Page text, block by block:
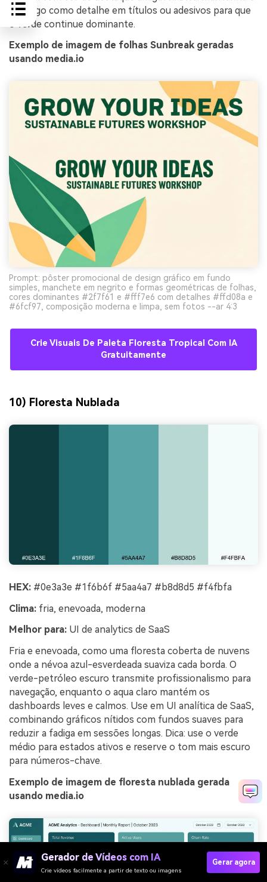
pêssego como detalhe em títulos ou adesivos para que
o verde continue dominante.
Exemplo de imagem de folhas Sunbreak geradas
usando media.io
Prompt: pôster promocional de design gráfico em fundo
simples, manchete em negrito e formas geométricas de folhas,
cores dominantes #2f7f61 e #fff7e6 com detalhes #ffd08a e
#6fcf97, composição moderna e limpa, sem fotos --ar 4:3
Crie Visuais De Paleta Floresta Tropical Com IA
Gratuitamente
10) Floresta Nublada
HEX: #0e3a3e #1f6b6f #5aa4a7 #b8d8d5 #f4fbfa
Clima: fria, enevoada, moderna
Melhor para: UI de analytics de SaaS
Fria e enevoada, como uma floresta coberta de nuvens
onde a névoa azul-esverdeada suaviza cada borda. O
verde-petróleo escuro transmite profissionalismo para
navegação, enquanto o aqua claro mantém os
dashboards leves e calmos. Use em UI analítica de SaaS,
combinando gráficos nítidos com fundos suaves para
reduzir a fadiga em sessões longas. Dica: use o verde
médio para estados ativos e reserve o tom mais escuro
para números-chave.
Exemplo de imagem de floresta nublada gerada
usando media.io
Gerador de Vídeos com IA
Crie vídeos facilmente a partir de texto ou imagens
Gerar agora